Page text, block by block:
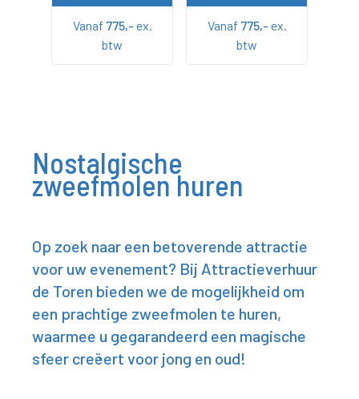
Vanaf 775,- ex.
btw
Vanaf 775,- ex.
btw
Nostalgische
zweefmolen huren
Op zoek naar een betoverende attractie
voor uw evenement? Bij Attractieverhuur
de Toren bieden we de mogelijkheid om
een prachtige zweefmolen te huren,
waarmee u gegarandeerd een magische
sfeer creëert voor jong en oud!